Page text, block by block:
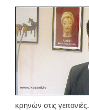
κρηνών στις γειτονιές.